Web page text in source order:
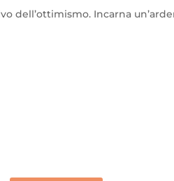
dell’ottimismo. Incarna